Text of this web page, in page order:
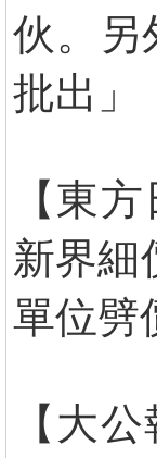
伙。另
批出」
【東
新界細
單位劈
【大